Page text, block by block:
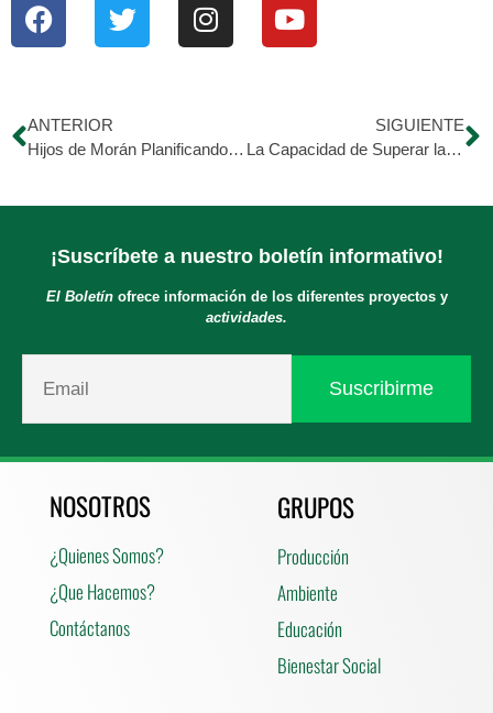
ANTERIOR
Hijos de Morán Planificando Eventos en Los Ángeles y Florida
SIGUIENTE
La Capacidad de Superar la Crisis: Código Morán.
¡Suscríbete a nuestro boletín informativo!
El Boletínofrece información de los diferentes proyectos y
actividades.
NOSOTROS
¿Quienes Somos?
¿Que Hacemos?
Contáctanos
GRUPOS
Producción
Ambiente
Educación
Bienestar Social